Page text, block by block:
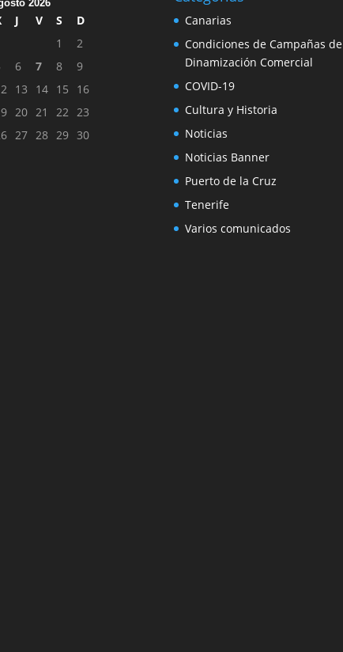
2026
J V S
D
1
2
6 7 8
9
13 14 15
16
20 21 22
23
27 28 29 30
Canarias
Condiciones de Campañas de
Dinamización Comercial
COVID-19
Cultura y Historia
Noticias
Noticias Banner
Puerto de la Cruz
Tenerife
Varios comunicados